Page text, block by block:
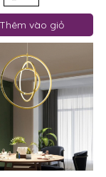
Thêm vào giỏ